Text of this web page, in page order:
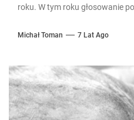
roku. W tym roku głosowanie
Michał Toman 7 Lat Ago